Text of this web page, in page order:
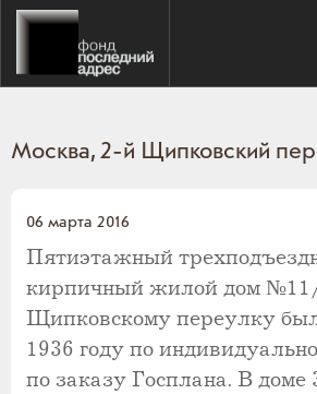
Москва, 2-й Щипковский
06 марта 2016
Пятиэтажный
кирпичный жилой дом
Щипковскому переулку
1936 году по
по заказу Госплана. В доме